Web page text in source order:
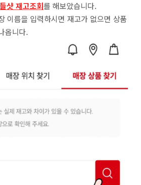
샷 재고조회를 해보았습니다.
이름을 입력하시면 재고가 없으면 상품
옵니다.